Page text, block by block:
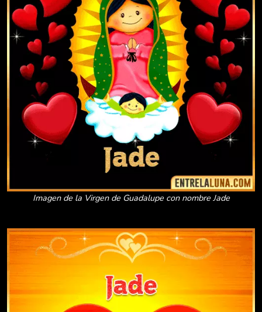
Imagen de la Virgen de Guadalupe con nombre Jade